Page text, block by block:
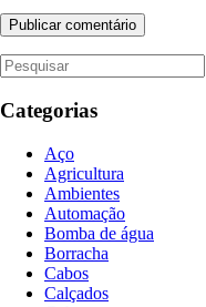
Categorias
Aço
Agricultura
Ambientes
Automação
Bomba de água
Borracha
Cabos
Calçados